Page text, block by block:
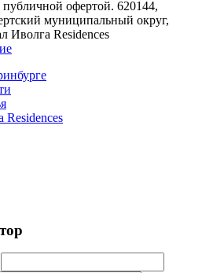
публичной офертой. 620144,
муниципальный округ,
Иволга Residences